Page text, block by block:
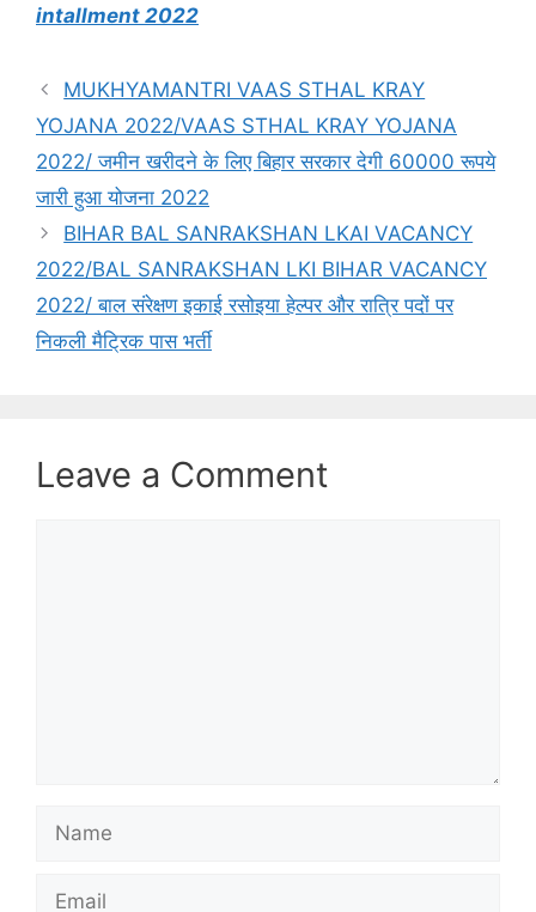
intallment 2022
MUKHYAMANTRI VAAS STHAL KRAY
YOJANA 2022/VAAS STHAL KRAY YOJANA
2022/ जमीन खरीदने के लिए बिहार सरकार देगी 60000 रूपये
जारी हुआ योजना 2022
BIHAR BAL SANRAKSHAN LKAI VACANCY
2022/BAL SANRAKSHAN LKI BIHAR VACANCY
2022/ बाल संरेक्षण इकाई रसोइया हेल्पर और रात्रि पदों पर
निकली मैट्रिक पास भर्ती
Leave a Comment
Name
Email